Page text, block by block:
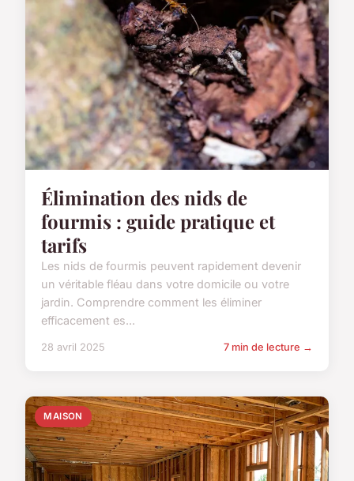
Élimination des nids de
fourmis : guide pratique et
tarifs
Les nids de fourmis peuvent rapidement devenir
un véritable fléau dans votre domicile ou votre
jardin. Comprendre comment les éliminer
efficacement es...
28 avril 2025 7 min de lecture →
MAISON